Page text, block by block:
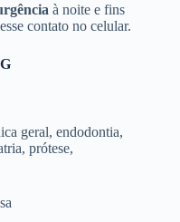
à noite e fins
contato no celular.
geral, endodontia,
prótese,